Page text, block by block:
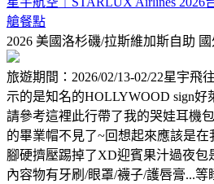
艙餐點
2026 美國洛杉磯/拉斯維加斯自助
旅遊期間：2026/02/13-02/22星宇飛
示的是知名的HOLLYWOOD sign好
請參考這裡此行帶了我的哭娃耳機
的畢業帽不見了~回想起來應該是
腳硬擠壓踢掉了XD迎賓果汁過夜包
內容物有牙刷/眼罩/襪子/護唇膏...等